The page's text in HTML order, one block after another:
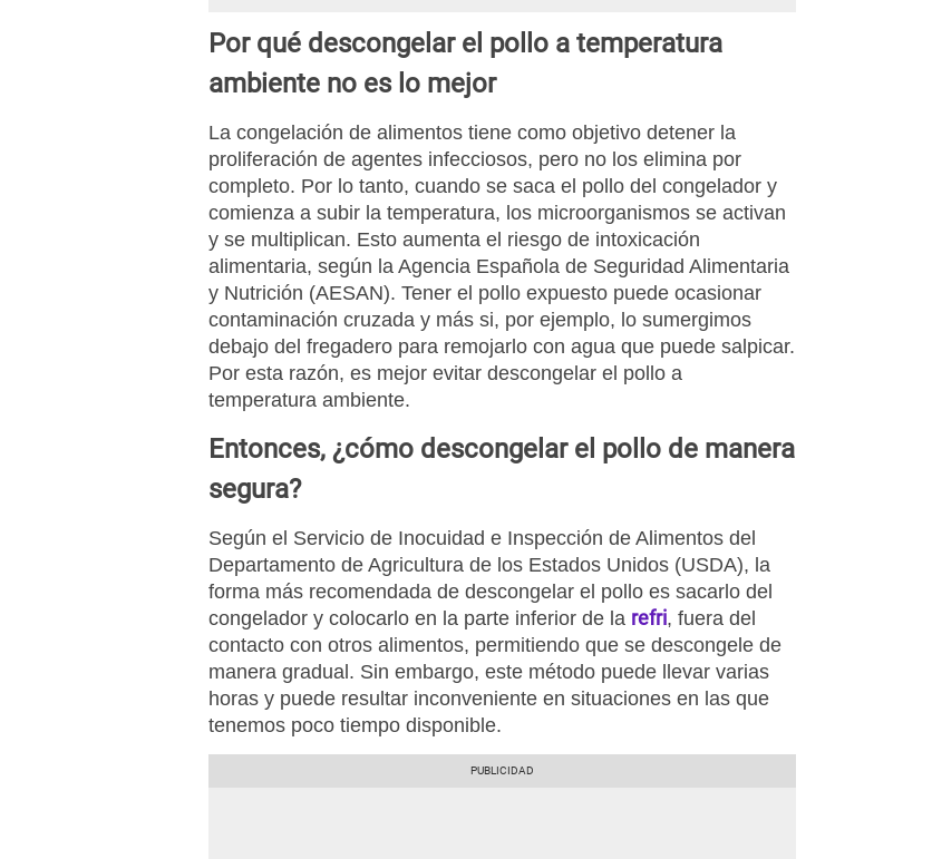
Por qué descongelar el pollo a temperatura
ambiente no es lo mejor
La congelación de alimentos tiene como objetivo detener la
proliferación de agentes infecciosos, pero no los elimina por
completo. Por lo tanto, cuando se saca el pollo del congelador y
comienza a subir la temperatura, los microorganismos se activan
y se multiplican. Esto aumenta el riesgo de intoxicación
alimentaria, según la Agencia Española de Seguridad Alimentaria
y Nutrición (AESAN). Tener el pollo expuesto puede ocasionar
contaminación cruzada y más si, por ejemplo, lo sumergimos
debajo del fregadero para remojarlo con agua que puede salpicar.
Por esta razón, es mejor evitar descongelar el pollo a
temperatura ambiente.
Entonces, ¿cómo descongelar el pollo de manera
segura?
Según el Servicio de Inocuidad e Inspección de Alimentos del
Departamento de Agricultura de los Estados Unidos (USDA), la
forma más recomendada de descongelar el pollo es sacarlo del
congelador y colocarlo en la parte inferior de la refri, fuera del
contacto con otros alimentos, permitiendo que se descongele de
manera gradual. Sin embargo, este método puede llevar varias
horas y puede resultar inconveniente en situaciones en las que
tenemos poco tiempo disponible.